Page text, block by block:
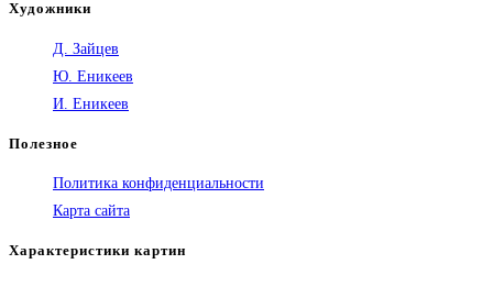
Художники
Д. Зайцев
Ю. Еникеев
И. Еникеев
Полезное
Политика конфиденциальности
Карта сайта
Характеристики картин